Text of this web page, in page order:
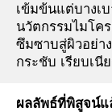
เข้มข้นแต่บางเ
นวัตกรรมไมโค
ซึมซาบสู่ผิวอย่า
กระชับ เรียบเนี
ผลลัพธ์ที่พิสูจน์แ